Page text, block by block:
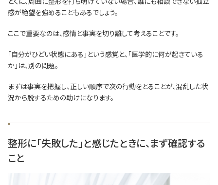
感が絶望を強めることもあるでしょう。
ここで重要なのは、感情と事実を切り離して考えることです。
「自分がひどい状態にある」という感覚と、「医学的に何が起きている
か」は、別の問題。
まずは事実を把握し、正しい順序で次の行動をとることが、混乱した状
況から脱するための助けになります。
整形に「失敗した」と感じたときに、まず確認する
こと